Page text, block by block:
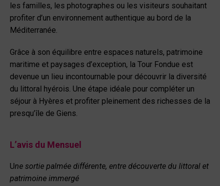
les familles, les photographes ou les visiteurs souhaitant
profiter d’un environnement authentique au bord de la
Méditerranée.
Grâce à son équilibre entre espaces naturels, patrimoine
maritime et paysages d’exception, la Tour Fondue est
devenue un lieu incontournable pour découvrir la diversité
du littoral hyérois. Une étape idéale pour compléter un
séjour à Hyères et profiter pleinement des richesses de la
presqu’île de Giens.
L’avis du Mensuel
Une sortie palmée différente, entre découverte du littoral et
patrimoine immergé